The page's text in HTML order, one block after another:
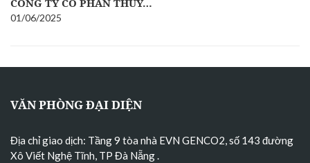
CÔNG TY CỔ PHẦN THỦY…
01/06/2025
VĂN PHÒNG ĐẠI DIỆN
Địa chỉ giao dịch: Tầng 9 tòa nhà EVN GENCO2, số 143 đường
Xô Viết Nghệ Tĩnh, TP Đà Nẵng.